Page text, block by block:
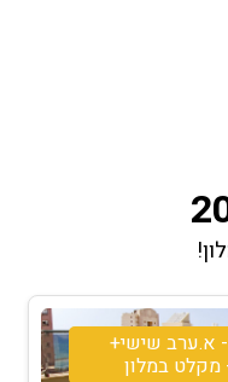
א.ערב שישי+
מקלט במלון